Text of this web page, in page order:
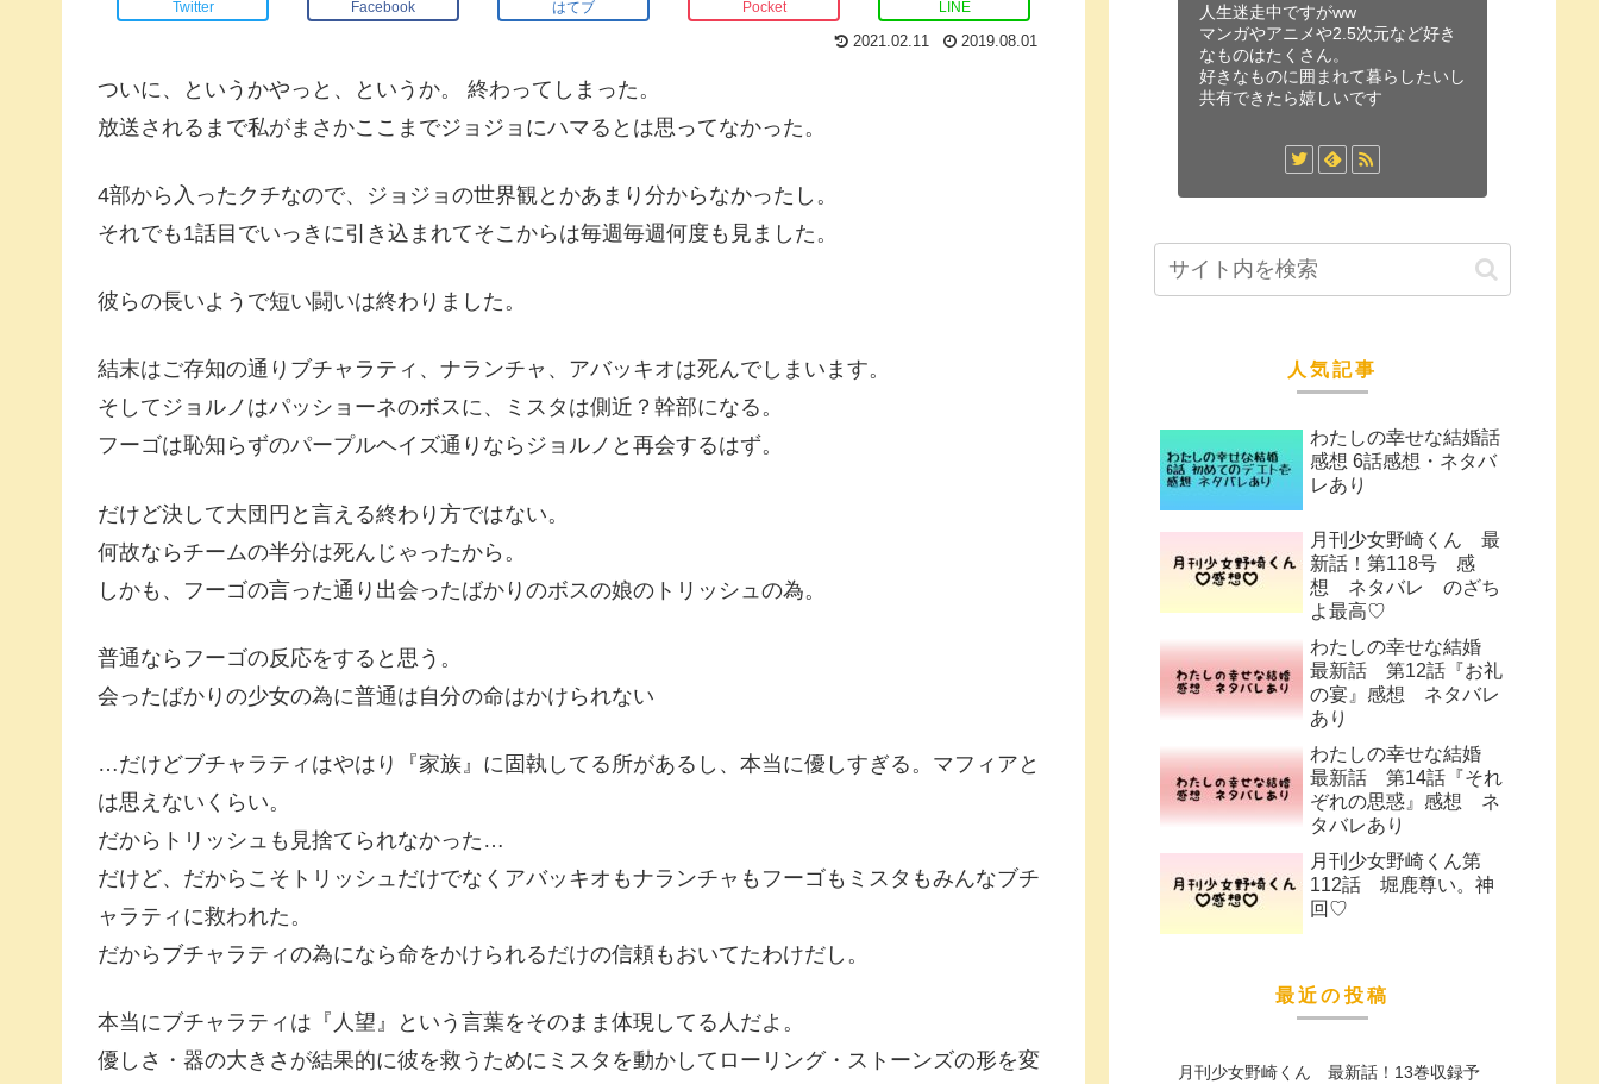
Twitter Facebook はてブ Pocket LINE
2021.02.11 2019.08.01
ついに、というかやっと、というか。 終わってしまった。
放送されるまで私がまさかここまでジョジョにハマるとは思ってなかった。
4部から入ったクチなので、ジョジョの世界観とかあまり分からなかったし。
それでも1話目でいっきに引き込まれてそこからは毎週毎週何度も見ました。
彼らの長いようで短い闘いは終わりました。
結末はご存知の通りブチャラティ、ナランチャ、アバッキオは死んでしまいます。
そしてジョルノはパッショーネのボスに、ミスタは側近？幹部になる。
フーゴは恥知らずのパープルヘイズ通りならジョルノと再会するはず。
だけど決して大団円と言える終わり方ではない。
何故ならチームの半分は死んじゃったから。
しかも、フーゴの言った通り出会ったばかりのボスの娘のトリッシュの為。
普通ならフーゴの反応をすると思う。
会ったばかりの少女の為に普通は自分の命はかけられない
…だけどブチャラティはやはり『家族』に固執してる所があるし、本当に優しすぎる。マフィアと
は思えないくらい。
だからトリッシュも見捨てられなかった…
だけど、だからこそトリッシュだけでなくアバッキオもナランチャもフーゴもミスタもみんなブチ
ャラティに救われた。
だからブチャラティの為になら命をかけられるだけの信頼もおいてたわけだし。
本当にブチャラティは『人望』という言葉をそのまま体現してる人だよ。
優しさ・器の大きさが結果的に彼を救うためにミスタを動かしてローリング・ストーンズの形を変
人生迷走中ですがww
マンガやアニメや2.5次元など好き
なものはたくさん。
好きなものに囲まれて暮らしたいし
共有できたら嬉しいです
人気記事
わたしの幸せな結婚話
感想 6話感想・ネタバ
レあり
月刊少女野崎くん 最
新話！第118号 感
想 ネタバレ のざち
よ最高♡
わたしの幸せな結婚
最新話 第12話『お礼
の宴』感想 ネタバレ
あり
わたしの幸せな結婚
最新話 第14話『それ
ぞれの思惑』感想 ネ
タバレあり
月刊少女野崎くん第
112話 堀鹿尊い。神
回♡
最近の投稿
月刊少女野崎くん 最新話！13巻収録予